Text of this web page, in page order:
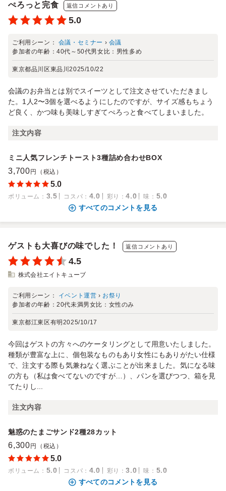
ぺろっと完食 返信コメントあり
5.0
ご利用シーン： 会議・セミナー › 会議
参加者の年齢：40代～50代男女比： 男性多め
東京都品川区東品川2025/10/22
会議のお弁当とは別でスイーツとして注文させていただきまし
た。1人2〜3個を選べるようにしたのですが、サイズ感もちょう
ど良く、かつ味も美味しすぎてぺろっと食べてしまいました。
注文内容
ミニ人気フレンチトースト3種詰め合わせBOX
3,700 円（税込）
5.0
ボリューム ： 3.5 コスパ ： 4.0 彩り ：4.0 味 ： 5.0
すべてのコメントを見る
ゲストも大喜びの味でした！ 返信コメントあり
4.5
株式会社エイトキューブ
ご利用シーン： イベント運営 › お祭り
参加者の年齢：20代未満男女比： 女性のみ
東京都江東区有明 2025/10/17
今回はゲストの方々へのケータリングとして用意いたしました。
種類が豊富な上に、個包装なものもあり女性にもありがたい仕様
で、注文する際も気兼ねなく選ぶことが出来ました。気になる味
の方も（私は食べてないのですが…）、パンを選びつつ、箱を見
てたりし...
注文内容
魅惑のたまごサンド2種28カット
6,300 円（税込）
5.0
ボリューム ： 5.0 コスパ ： 4.0 彩り ：3.0 味 ： 5.0
すべてのコメントを見る